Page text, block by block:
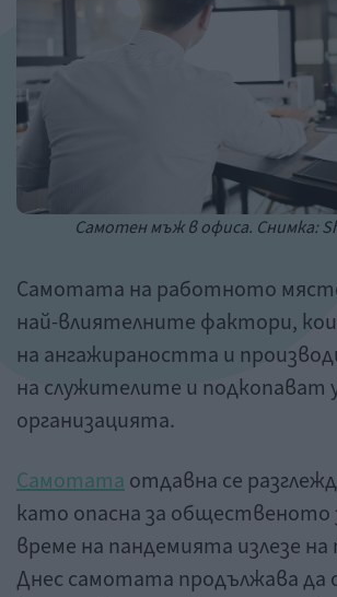
Самотен мъж в офиса. Снимка:
Самотата на работното
най-влиятелните фактори,
на ангажираността и
на служителите и подкопават
организацията.
Самотатаотдавна се
като опасна за общественото
време на пандемията излезе на
Днес самотата продължава да